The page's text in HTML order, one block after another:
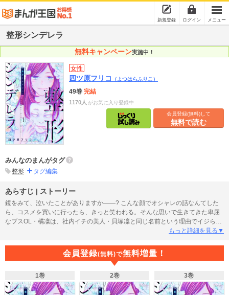
新規登録 ログイン メニュー
整形シンデレラ
無料キャンペーン実施中！
女性
四ツ原フリコ （よつはらふりこ）
49巻 完結
1170人 がお気に入り登録中
会員登録(無料)して
無料で読む
みんなのまんがタグ
整形 タグ編集
あらすじ | ストーリー
鏡をみて、泣いたことがありますか――? こんな顔でオシャレの話なんてした
ら、コスメを買いに行ったら、きっと笑われる。そんな思いで生きてきた卑屈
なブスOL・橘凜は、社内イチの美人・貝塚凜と同じ名前という理由でイジられ
みじめに過ごしていた。だけど仕方ない。ブスは人生終わってるから――…。
こから始めるのです。【恋するソワレ】 この作品は「恋するソワレ」2018年
Vol.6に収録されています。
もっと詳細を見る▼
会員登録(無料)で無料増量！
1巻 2巻 3巻